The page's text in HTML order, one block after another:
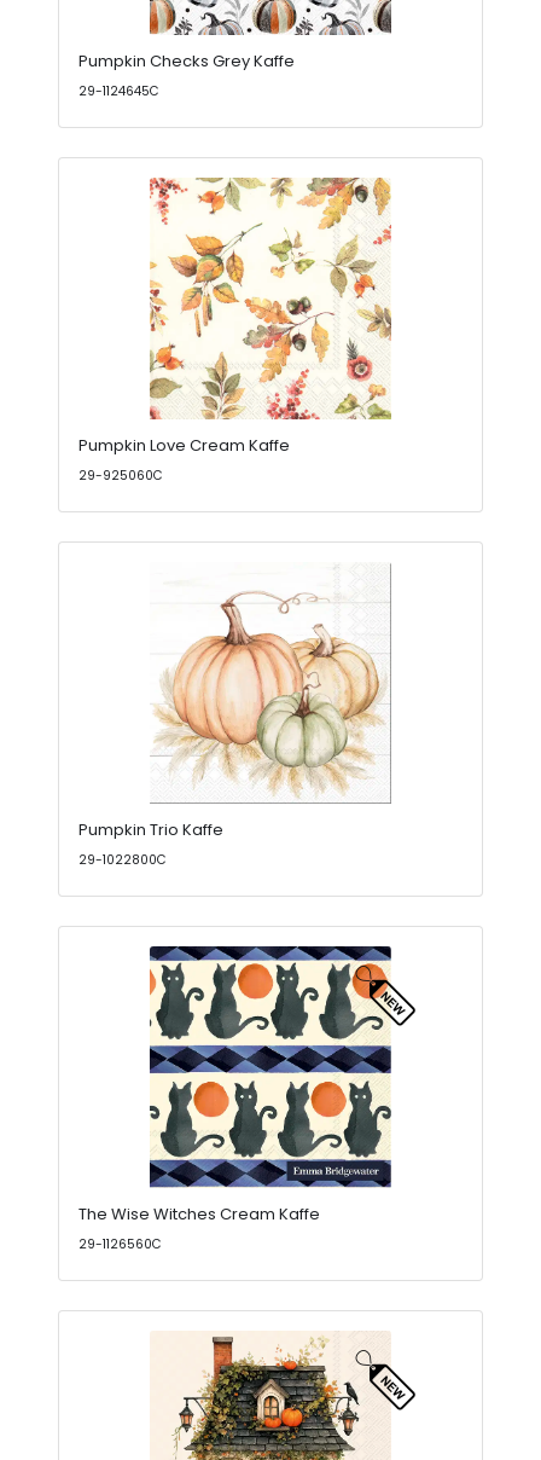
Pumpkin Checks Grey Kaffe
29-1124645C
Pumpkin Love Cream Kaffe
29-925060C
Pumpkin Trio Kaffe
29-1022800C
The Wise Witches Cream Kaffe
29-1126560C